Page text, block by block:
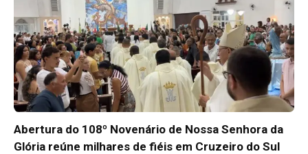
Abertura do 108º Novenário de Nossa Senhora da
Glória reúne milhares de fiéis em Cruzeiro do Sul